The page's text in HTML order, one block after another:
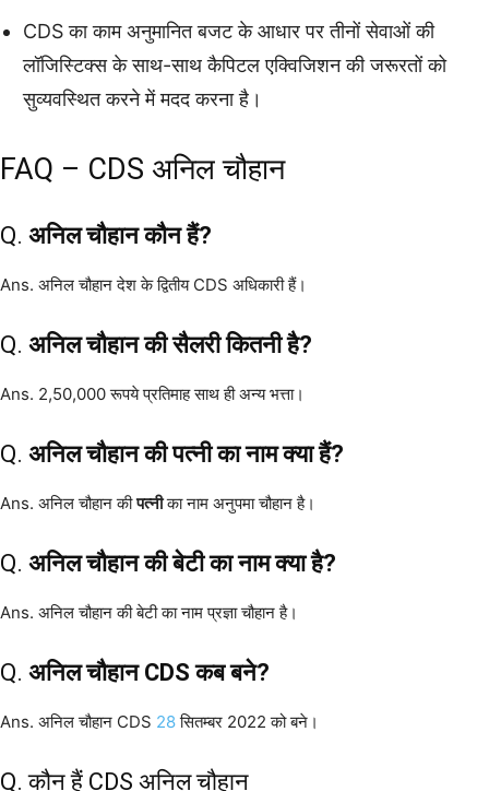
CDS का काम अनुमानित बजट के आधार पर तीनों सेवाओं की
लॉजिस्टिक्स के साथ-साथ कैपिटल एक्विजिशन की जरूरतों को
सुव्यवस्थित करने में मदद करना है।
FAQ – CDS अनिल चौहान
Q. अनिल चौहान कौन हैं?
Ans. अनिल चौहान देश के द्वितीय CDS अधिकारी हैं।
Q. अनिल चौहान की सैलरी कितनी है?
Ans. 2,50,000 रूपये प्रतिमाह साथ ही अन्य भत्ता।
Q. अनिल चौहान कीपत्नीका नाम क्या हैं?
Ans. अनिल चौहान कीपत्नीका नाम अनुपमा चौहान है।
Q. अनिल चौहान की बेटी का नाम क्या है?
Ans. अनिल चौहान की बेटी का नाम प्रज्ञा चौहान है।
Q. अनिल चौहान CDS कब बने?
Ans. अनिल चौहान CDS 28सितम्बर 2022 को बने।
Q. कौन हैं CDS अनिल चौहान